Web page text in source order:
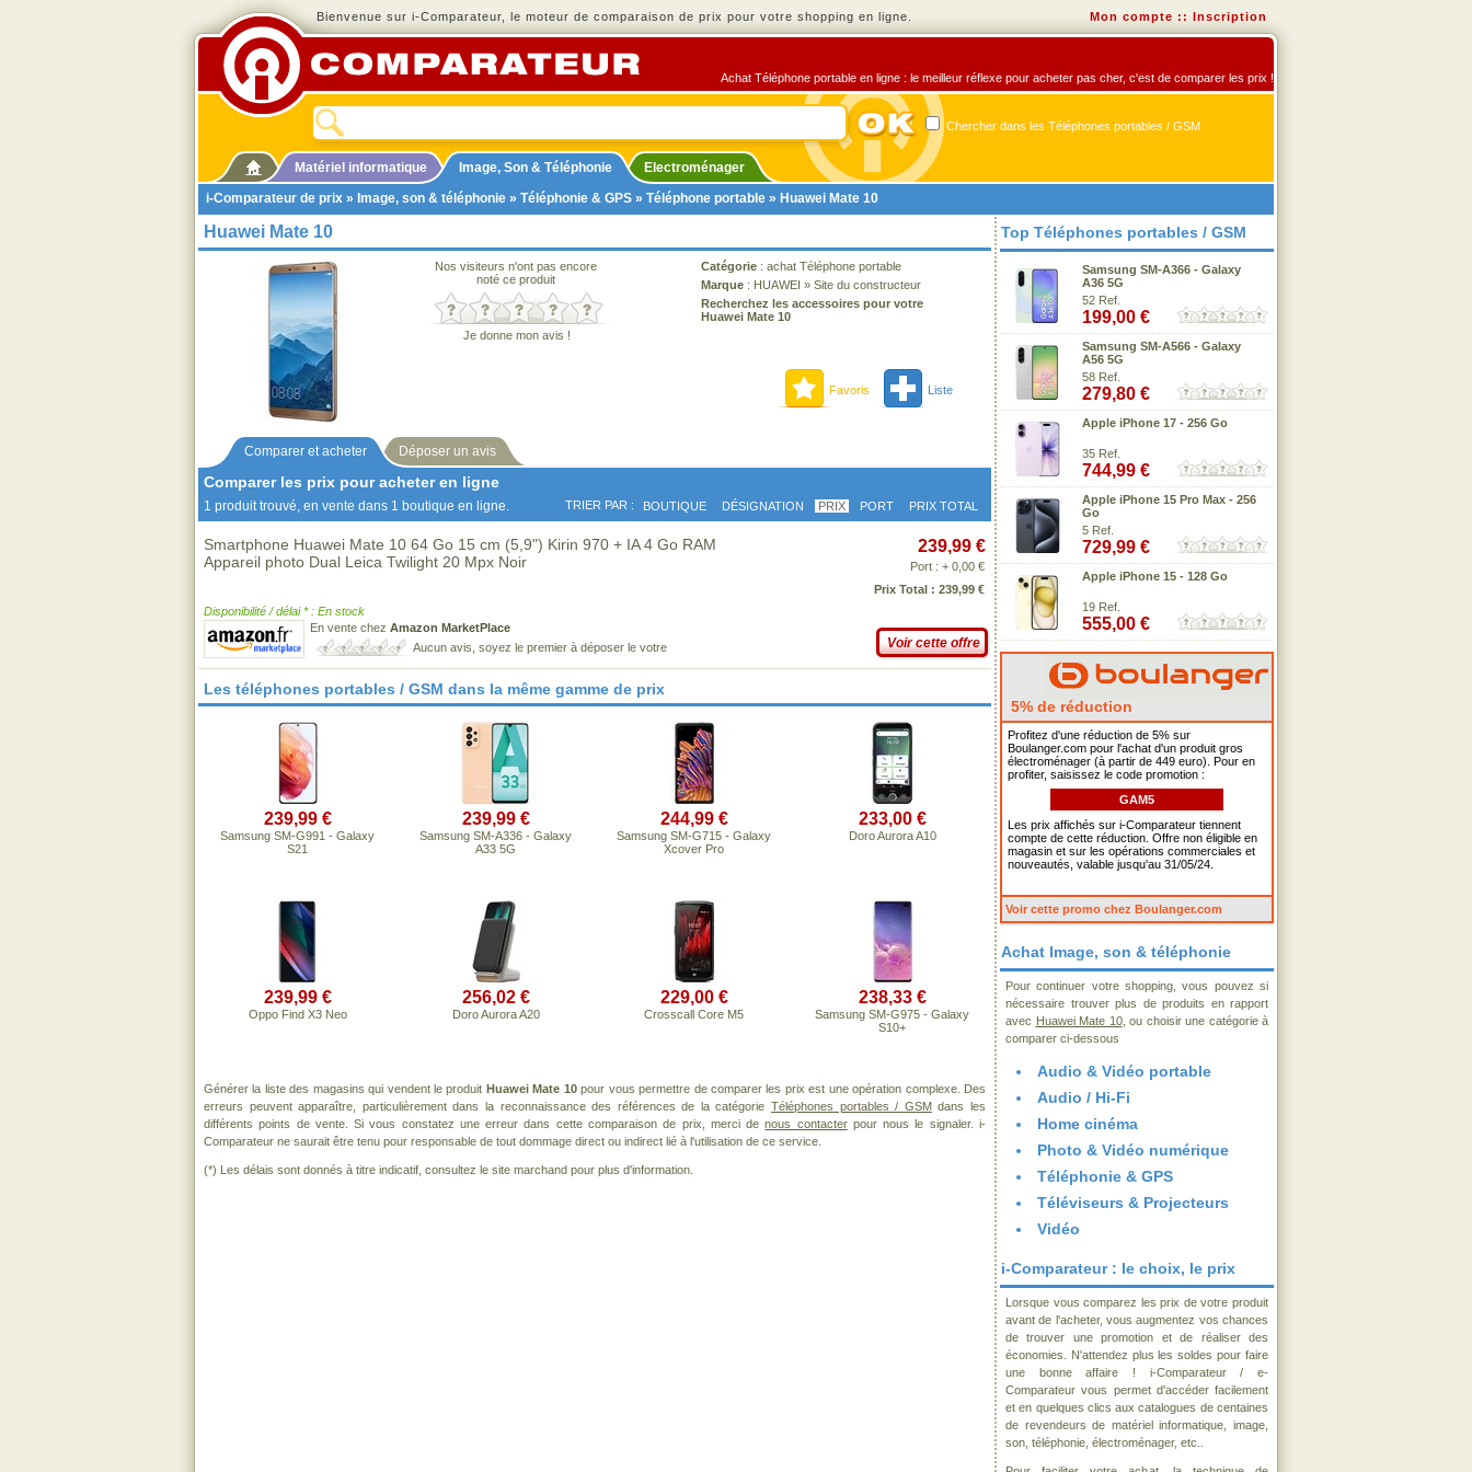
Bienvenue sur i-Comparateur, le moteur de comparaison de prix pour votre shopping en ligne. Mon compte :: Inscription
Achat Téléphone portable en ligne : le meilleur réflexe pour acheter pas cher, c'est de comparer les prix !
Chercher dans les Téléphones portables / GSM
Matériel informatique Image, Son & Téléphonie
Electroménager
i-Comparateur de prix » Image, son & téléphonie » Téléphonie & GPS » Téléphone portable » Huawei Mate 10
Huawei Mate 10
Nos visiteurs n'ont pas encore
noté ce produit
Je donne mon avis !
Catégorie : achat Téléphone portable
Marque : HUAWEI » Site du constructeur
Recherchez les accessoires pour votre
Huawei Mate 10
Favoris Liste
Comparer et acheter Déposer un avis
Comparer les prix pour acheter en ligne
1 produit trouvé, en vente dans 1 boutique en ligne. TRIER PAR : BOUTIQUE DÉSIGNATION PRIX PORT PRIX TOTAL
Smartphone Huawei Mate 10 64 Go 15 cm (5,9") Kirin 970 + IA 4 Go RAM
Appareil photo Dual Leica Twilight 20 Mpx Noir
Disponibilité / délai * : En stock
En vente chez Amazon MarketPlace
Aucun avis, soyez le premier à déposer le votre
239,99 €
Port : + 0,00 €
Prix Total : 239,99 €
Voir cette offre
Les téléphones portables / GSM dans la même gamme de prix
239,99 €
Samsung SM-G991 - Galaxy
S21
239,99 €
Samsung SM-A336 - Galaxy
A33 5G
244,99 €
Samsung SM-G715 - Galaxy
Xcover Pro
233,00 €
Doro Aurora A10
239,99 €
Oppo Find X3 Neo
256,02 €
Doro Aurora A20
229,00 €
Crosscall Core M5
238,33 €
Samsung SM-G975 - Galaxy
S10+
Générer la liste des magasins qui vendent le produit Huawei Mate 10pour vous permettre de comparer les prix est une opération complexe. Des
erreurs peuvent apparaître, particulièrement dans la reconnaissance des références de la catégorieTéléphones portables / GSMdans les
différents points de vente. Si vous constatez une erreur dans cette comparaison de prix, merci denous contacterpour nous le signaler. i-
Comparateur ne saurait être tenu pour responsable de tout dommage direct ou indirect lié à l'utilisation de ce service.
(*) Les délais sont donnés à titre indicatif, consultez le site marchand pour plus d'information.
Top Téléphones portables / GSM
Samsung SM-A366 - Galaxy
A36 5G
52 Ref.
199,00 €
Samsung SM-A566 - Galaxy
A56 5G
58 Ref.
279,80 €
Apple iPhone 17 - 256 Go
35 Ref.
744,99 €
Apple iPhone 15 Pro Max - 256
Go
5 Ref.
729,99 €
Apple iPhone 15 - 128 Go
19 Ref.
555,00 €
5% de réduction
Profitez d'une réduction de 5% sur
Boulanger.com pour l'achat d'un produit gros
électroménager (à partir de 449 euro). Pour en
profiter, saisissez le code promotion :
GAM5
Les prix affichés sur i-Comparateur tiennent
compte de cette réduction. Offre non éligible en
magasin et sur les opérations commerciales et
nouveautés, valable jusqu'au 31/05/24.
Voir cette promo chez Boulanger.com
Achat Image, son & téléphonie
Pour continuer votre shopping, vous pouvez si
nécessaire trouver plus de produits en rapport
avec Huawei Mate 10, ou choisir une catégorie à
comparer ci-dessous
Audio & Vidéo portable
Audio / Hi-Fi
Home cinéma
Photo & Vidéo numérique
Téléphonie & GPS
Téléviseurs & Projecteurs
Vidéo
i-Comparateur : le choix, le prix
Lorsque vous comparez les prix de votre produit
avant de l'acheter, vous augmentez vos chances
de trouver une promotion et de réaliser des
économies. N'attendez plus les soldes pour faire
une bonne affaire ! i-Comparateur / e-
Comparateur vous permet d'accéder facilement
et en quelques clics aux catalogues de centaines
de revendeurs de matériel informatique, image,
son, téléphonie, électroménager, etc..